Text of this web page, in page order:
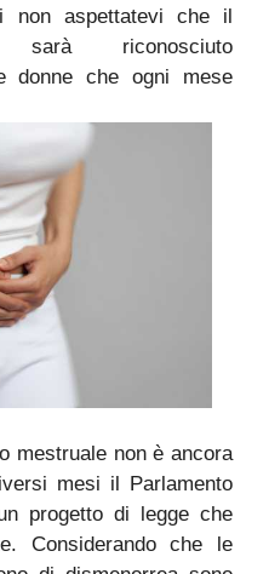
non aspettatevi che il
sarà riconosciuto
donne che ogni mese
mestruale non è ancora
mesi il Parlamento
progetto di legge che
Considerando che le